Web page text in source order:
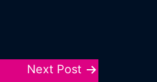
Next Post